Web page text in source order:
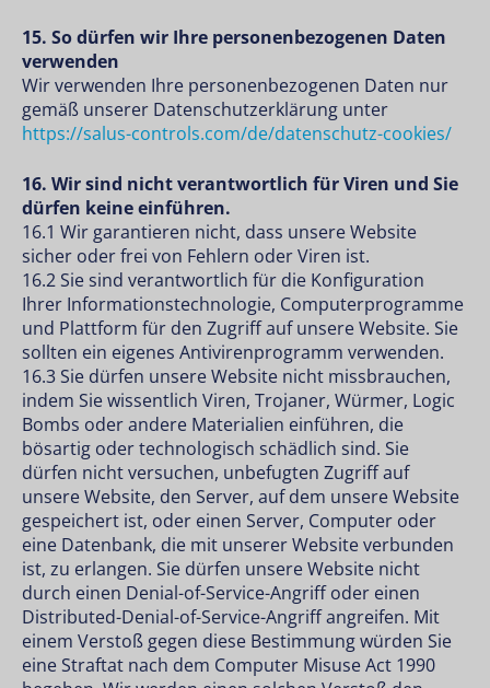
15. So dürfen wir Ihre personenbezogenen Daten
verwenden
Wir verwenden Ihre personenbezogenen Daten nur
gemäß unserer Datenschutzerklärung unter
https://salus-controls.com/de/datenschutz-cookies/
16. Wir sind nicht verantwortlich für Viren und Sie
dürfen keine einführen.
16.1 Wir garantieren nicht, dass unsere Website
sicher oder frei von Fehlern oder Viren ist.
16.2 Sie sind verantwortlich für die Konfiguration
Ihrer Informationstechnologie, Computerprogramme
und Plattform für den Zugriff auf unsere Website. Sie
sollten ein eigenes Antivirenprogramm verwenden.
16.3 Sie dürfen unsere Website nicht missbrauchen,
indem Sie wissentlich Viren, Trojaner, Würmer, Logic
Bombs oder andere Materialien einführen, die
bösartig oder technologisch schädlich sind. Sie
dürfen nicht versuchen, unbefugten Zugriff auf
unsere Website, den Server, auf dem unsere Website
gespeichert ist, oder einen Server, Computer oder
eine Datenbank, die mit unserer Website verbunden
ist, zu erlangen. Sie dürfen unsere Website nicht
durch einen Denial-of-Service-Angriff oder einen
Distributed-Denial-of-Service-Angriff angreifen. Mit
einem Verstoß gegen diese Bestimmung würden Sie
eine Straftat nach dem Computer Misuse Act 1990